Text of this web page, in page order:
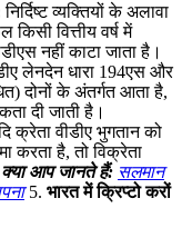
निर्दिष्ट व्यक्तियों के अलावा
किसी वित्तीय वर्ष में
नहीं काटा जाता है।
लेनदेन धारा 194एस और
दोनों के अंतर्गत आता है,
दी जाती है।
क्रेता वीडीए भुगतान को
करता है, तो विक्रेता
क्या आप जानते हैं: सलमान
5. भारत में क्रिप्टो करों